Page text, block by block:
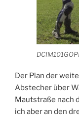
Der Plan der
Abstecher über
Mautstraße nach
ich aber an den